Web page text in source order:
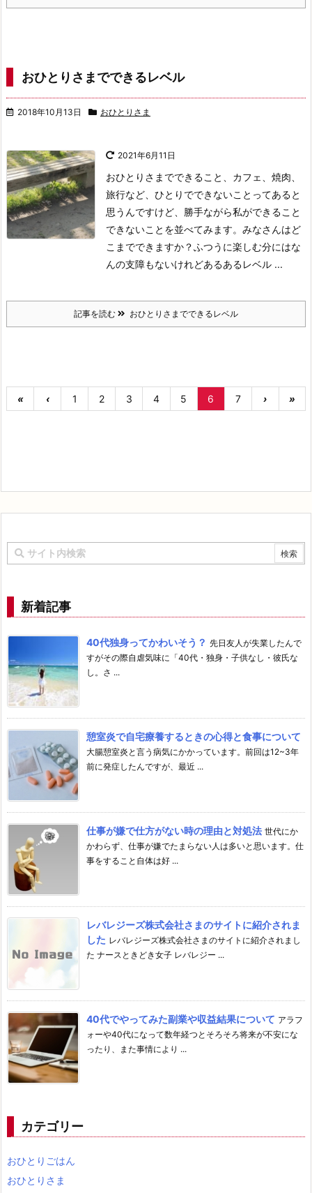
おひとりさまでできるレベル
2018年10月13日 おひとりさま
2021年6月11日
おひとりさまでできること、カフェ、焼肉、
旅行など、ひとりでできないことってあると
思うんですけど、勝手ながら私ができること
できないことを並べてみます。みなさんはど
こまでできますか？ふつうに楽しむ分にはな
んの支障もないけれどあるあるレベル ...
記事を読む おひとりさまでできるレベル
« ‹ 1 2 3 4 5 6 7 › »
新着記事
40代独身ってかわいそう？ 先日友人が失業したんで
すがその際自虐気味に「40代・独身・子供なし・彼氏な
し。さ ...
憩室炎で自宅療養するときの心得と食事について
大腸憩室炎と言う病気にかかっています。前回は12~3年
前に発症したんですが、最近 ...
仕事が嫌で仕方がない時の理由と対処法 世代にか
かわらず、仕事が嫌でたまらない人は多いと思います。仕
事をすること自体は好 ...
レバレジーズ株式会社さまのサイトに紹介されま
した レバレジーズ株式会社さまのサイトに紹介されまし
た ナースときどき女子 レバレジー ...
40代でやってみた副業や収益結果について アラフ
ォーや40代になって数年経つとそろそろ将来が不安にな
ったり、また事情により ...
カテゴリー
おひとりごはん
おひとりさま